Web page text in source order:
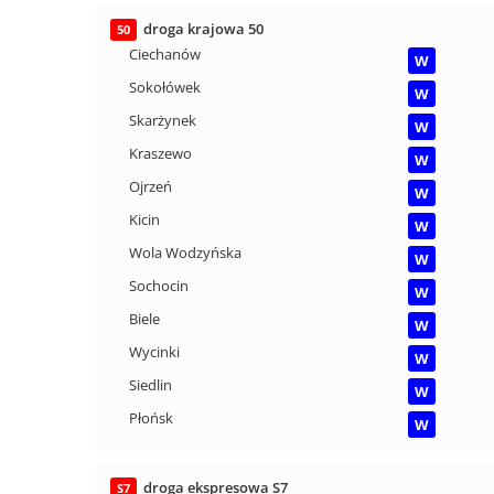
50
droga krajowa 50
Ciechanów
W
Sokołówek
W
Skarżynek
W
Kraszewo
W
Ojrzeń
W
Kicin
W
Wola Wodzyńska
W
Sochocin
W
Biele
W
Wycinki
W
Siedlin
W
Płońsk
W
S7 droga ekspresowa S7